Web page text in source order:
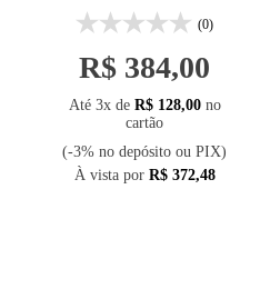
(0)
R$ 384,00
Até 3x de R$ 128,00no
cartão
(-3% no depósito ou PIX)
À vista por R$ 372,48